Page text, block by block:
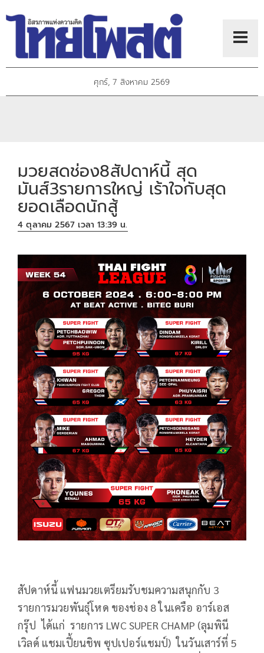
ศุกร์, 7 สิงหาคม 2569
มวยสดช่อง8สัปดาห์นี้ สุด
มันส์3รายการใหญ่ เร้าใจกับสุด
ยอดเลือดนักสู้
4 ตุลาคม 2567 เวลา 13:39 น.
สัปดาห์นี้ แฟนมวยเตรียมรับชมความสนุกกับ 3
รายการมวยพันธุ์โหด ของช่อง 8 ในเครือ อาร์เอส
กรุ๊ป ได้แก่ รายการ LWC SUPER CHAMP (ลุมพินี
เวิลด์ แชมเปี้ยนชิพ ซุปเปอร์แชมป์) ในวันเสาร์ที่ 5